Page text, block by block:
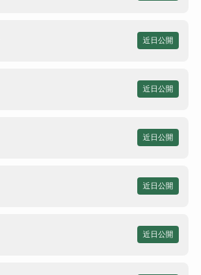
近日公開
近日公開
近日公開
近日公開
近日公開